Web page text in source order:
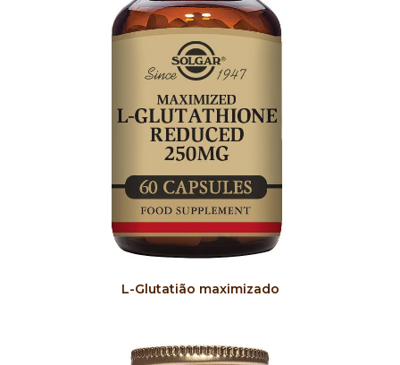
COMPRAR
L-Glutatião maximizado